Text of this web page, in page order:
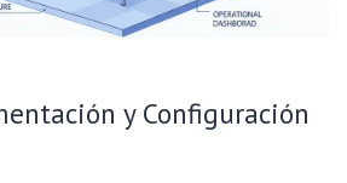
y Configuración